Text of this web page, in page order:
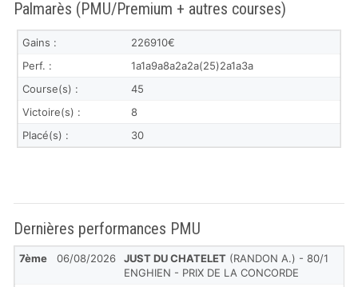
Palmarès (PMU/Premium + autres courses)
Gains :
226910€
Perf. :
1a1a9a8a2a2a(25)2a1a3a
Course(s) :
45
Victoire(s) :
8
Placé(s) :
30
Dernières performances PMU
7ème 06/08/2026 JUST DU CHATELET (RANDON A.) - 80/1
ENGHIEN - PRIX DE LA CONCORDE